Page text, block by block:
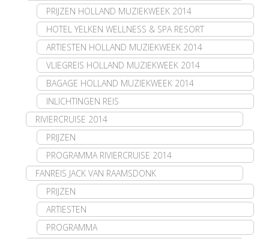
PRIJZEN HOLLAND MUZIEKWEEK 2014
HOTEL YELKEN WELLNESS & SPA RESORT
ARTIESTEN HOLLAND MUZIEKWEEK 2014
VLIEGREIS HOLLAND MUZIEKWEEK 2014
BAGAGE HOLLAND MUZIEKWEEK 2014
INLICHTINGEN REIS
RIVIERCRUISE 2014
PRIJZEN
PROGRAMMA RIVIERCRUISE 2014
FANREIS JACK VAN RAAMSDONK
PRIJZEN
ARTIESTEN
PROGRAMMA